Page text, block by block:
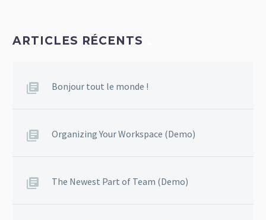
ARTICLES RÉCENTS
Bonjour tout le monde !
Organizing Your Workspace (Demo)
The Newest Part of Team (Demo)